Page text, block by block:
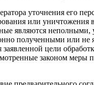
уточнения его
или уничтожения
являются неполными,
полученными или не
цели
законом меры